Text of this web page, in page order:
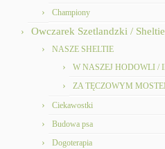
Championy
Owczarek Szetlandzki / Sheltie
NASZE SHELTIE
W NASZEJ HODOWLI /
ZA TĘCZOWYM
Ciekawostki
Budowa psa
Dogoterapia